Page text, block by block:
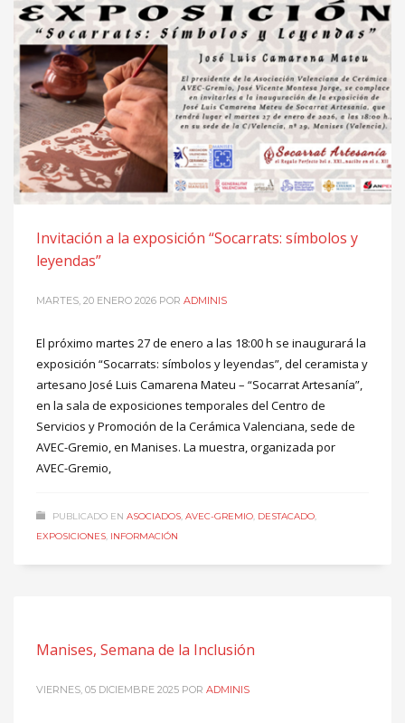
Invitación a la exposición “Socarrats: símbolos y
leyendas”
MARTES, 20 ENERO 2026 POR ADMINIS
El próximo martes 27 de enero a las 18:00 h se inaugurará la
exposición “Socarrats: símbolos y leyendas”, del ceramista y
artesano José Luis Camarena Mateu – “Socarrat Artesanía”,
en la sala de exposiciones temporales del Centro de
Servicios y Promoción de la Cerámica Valenciana, sede de
AVEC-Gremio, en Manises. La muestra, organizada por
AVEC-Gremio,
PUBLICADO EN ASOCIADOS, AVEC-GREMIO, DESTACADO,
EXPOSICIONES, INFORMACIÓN
Manises, Semana de la Inclusión
VIERNES, 05 DICIEMBRE 2025 POR ADMINIS